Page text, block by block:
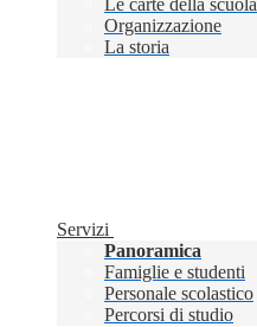
Le carte della scuola
Organizzazione
La storia
Servizi
Panoramica
Famiglie e studenti
Personale scolastico
Percorsi di studio